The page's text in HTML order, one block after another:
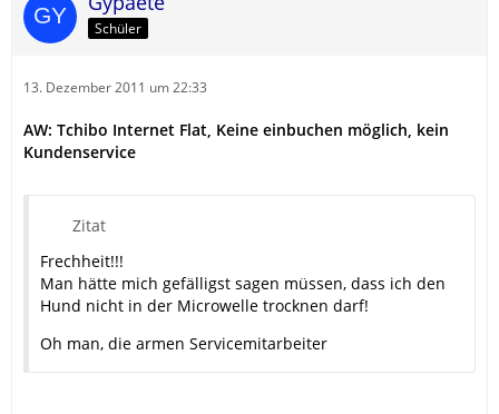
Schüler
13. Dezember 2011 um 22:33
AW: Tchibo Internet Flat, Keine einbuchen möglich, kein
Kundenservice
Zitat
Frechheit!!!
Man hätte mich gefälligst sagen müssen, dass ich den
Hund nicht in der Microwelle trocknen darf!
Oh man, die armen Servicemitarbeiter